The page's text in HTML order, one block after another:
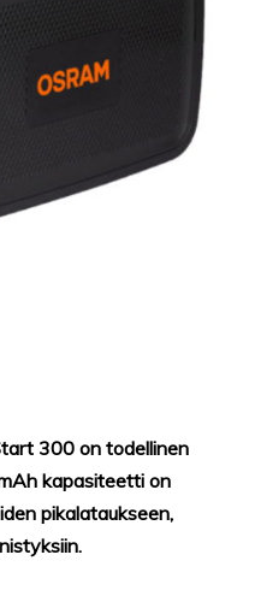
300 on todellinen
kapasiteetti on
pikalataukseen,